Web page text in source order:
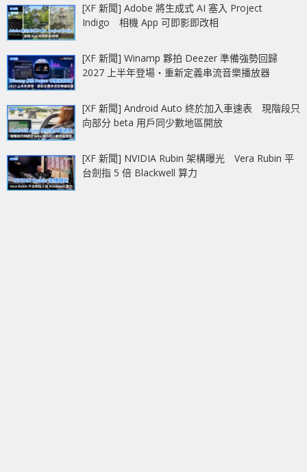
[XF 新聞] Adobe 將生成式 AI 塞入 Project
Indigo 相機 App 可即影即改相
[XF 新聞] Winamp 夥拍 Deezer 準備強勢回歸
2027 上半年登場‧重新定義串流音樂播放器
[XF 新聞] Android Auto 終於加入車速表 現階段只
向部分 beta 用戶同少數地區開放
[XF 新聞] NVIDIA Rubin 架構曝光 Vera Rubin 平
台劍指 5 倍 Blackwell 算力